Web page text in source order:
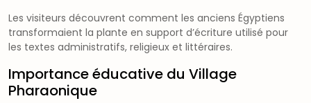
Les visiteurs découvrent comment les anciens Égyptiens
transformaient la plante en support d’écriture utilisé pour
les textes administratifs, religieux et littéraires.
Importance éducative du Village
Pharaonique